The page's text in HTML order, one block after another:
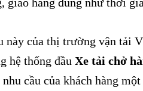
này của thị trường vận tải
hệ thống đầu Xe tải chở
cầu của khách hàng